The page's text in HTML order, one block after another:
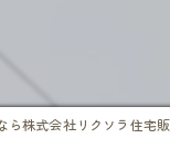
ら株式会社リクソラ住宅